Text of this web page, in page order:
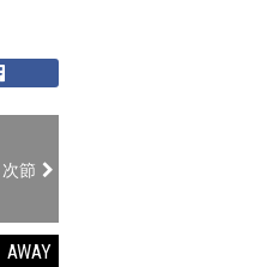
次節
AWAY